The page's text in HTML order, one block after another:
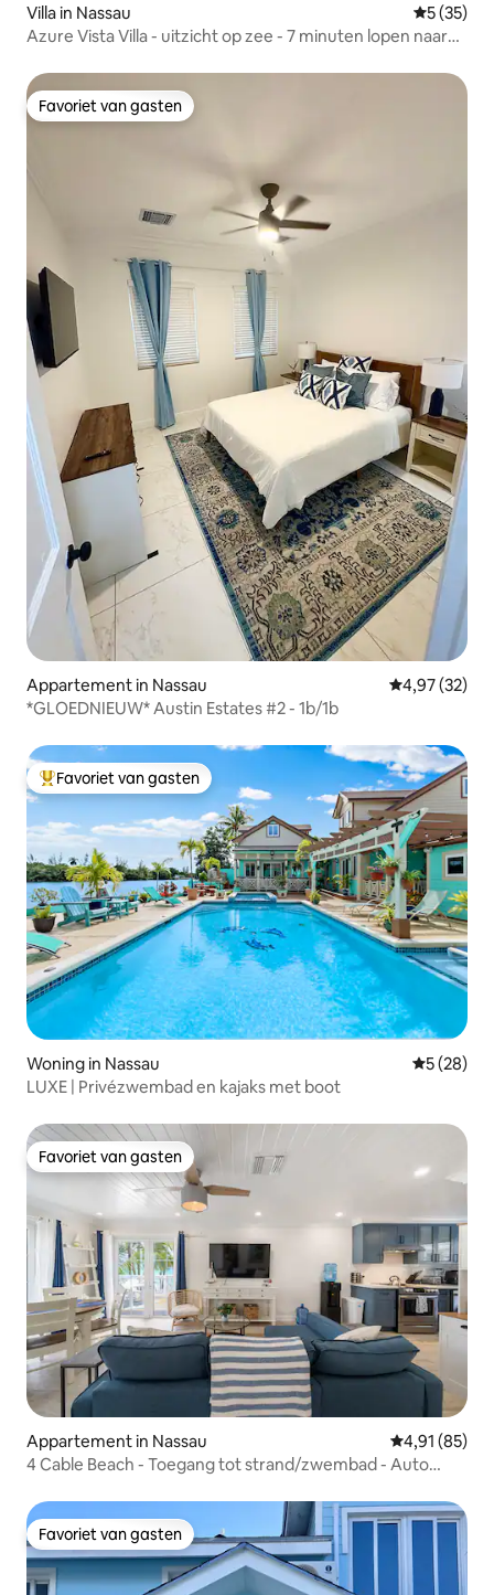
Villa in Nassau
5 (35)
Azure Vista Villa - uitzicht op zee - 7 minuten lopen naar
Favoriet van gasten
Favoriet van gasten
Appartement in Nassau Gemiddelde
4,97 (32)
*GLOEDNIEUW* Austin Estates #2 - 1b/1b
Topfavoriet van gasten
Favoriet van gasten
Woning in Nassau
5 (28)
LUXE | Privézwembad en kajaks met boot
Favoriet van gasten
Favoriet van gasten
Appartement in Nassau Gemiddelde
4,91 (85)
4 Cable Beach - Toegang tot strand/zwembad - Auto
Favoriet van gasten
Favoriet van gasten